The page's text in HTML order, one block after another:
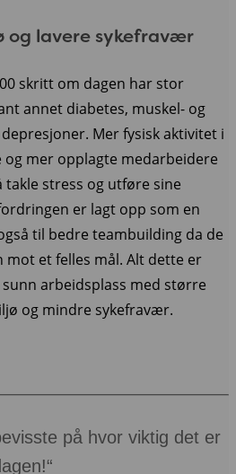
og lavere sykefravær
skritt om dagen har stor
annet diabetes, muskel- og
Mer fysisk aktivitet i
og mer opplagte medarbeidere
stress og utføre sine
er lagt opp som en
til bedre teambuilding da de
et felles mål. Alt dette er
arbeidsplass med større
og mindre sykefravær.
på hvor viktig det er